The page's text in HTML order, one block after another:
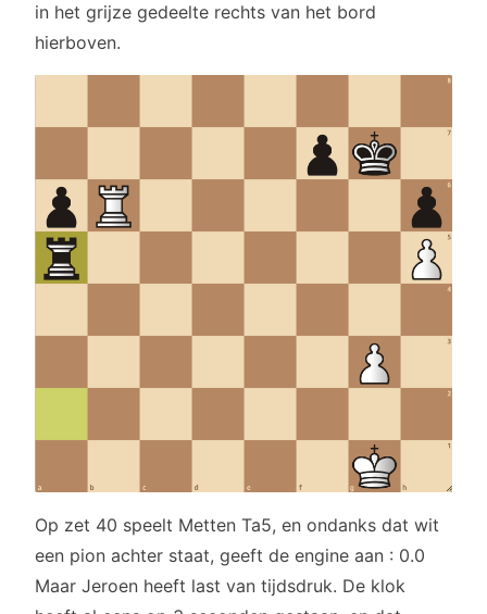
in het grijze gedeelte rechts van het bord
hierboven.
Op zet 40 speelt Metten Ta5, en ondanks dat wit
een pion achter staat, geeft de engine aan : 0.0
Maar Jeroen heeft last van tijdsdruk. De klok